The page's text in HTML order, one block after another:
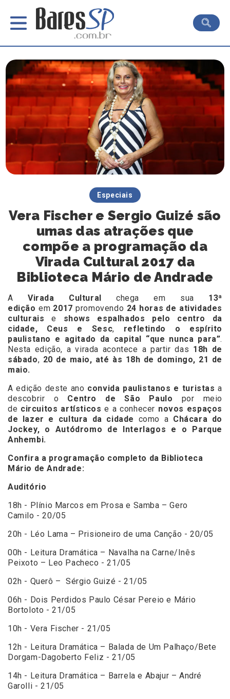
Especiais
Vera Fischer e Sergio Guizé são
umas das atrações que
compõe a programação da
Virada Cultural 2017 da
Biblioteca Mário de Andrade
A Virada Cultural chega em sua 13ª
edição em 2017promovendo 24 horas de atividades
culturais e shows espalhados pelo centro da
cidade, Ceus e Sesc, refletindo o espírito
paulistano e agitado da capital “que nunca para”.
Nesta edição, a virada acontece a partir das 18h de
sábado, 20 de maio, até às 18h de domingo, 21 de
maio.
A edição deste ano convida paulistanos e turistas a
descobrir o Centro de São Paulo por meio
de circuitos artísticos e a conhecer novos espaços
de lazer e cultura da cidade como a Chácara do
Jockey, o Autódromo de Interlagos e o Parque
Anhembi.
Confira a programação completo da Biblioteca
Mário de Andrade:
Auditório
18h - Plínio Marcos em Prosa e Samba – Gero
Camilo - 20/05
20h - Léo Lama – Prisioneiro de uma Canção - 20/05
00h - Leitura Dramática – Navalha na Carne/Inês
Peixoto – Leo Pacheco - 21/05
02h - Querô – Sérgio Guizé - 21/05
06h - Dois Perdidos Paulo César Pereio e Mário
Bortoloto - 21/05
10h - Vera Fischer - 21/05
12h - Leitura Dramática – Balada de Um Palhaço/Bete
Dorgam-Dagoberto Feliz - 21/05
14h - Leitura Dramática – Barrela e Abajur – André
Garolli - 21/05